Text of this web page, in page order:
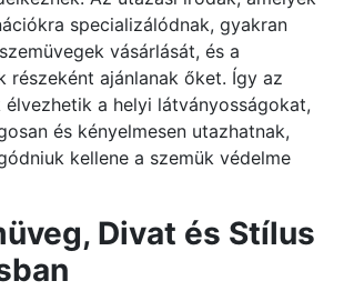
specializálódnak, gyakran
vásárlását, és a
részeként ajánlanak őket. Így az
élvezhetik a helyi látványosságokat,
és kényelmesen utazhatnak,
kellene a szemük védelme
Divat és Stílus